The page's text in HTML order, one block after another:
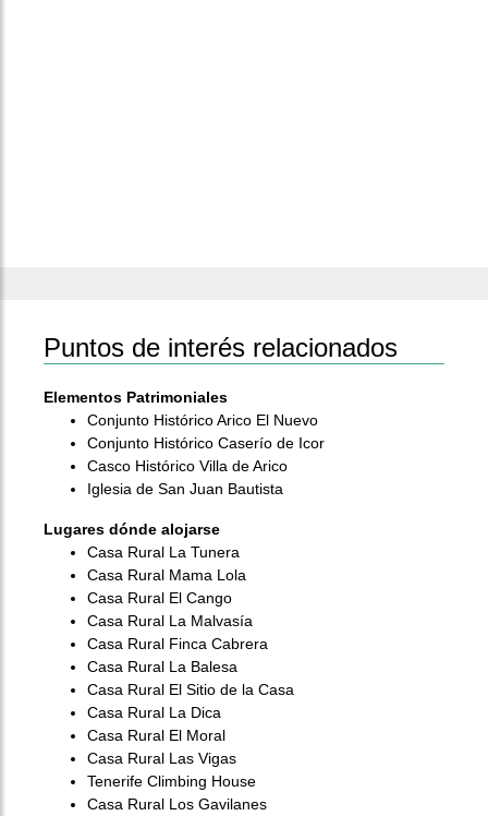
Puntos de interés relacionados
Elementos Patrimoniales
Conjunto Histórico Arico El Nuevo
Conjunto Histórico Caserío de Icor
Casco Histórico Villa de Arico
Iglesia de San Juan Bautista
Lugares dónde alojarse
Casa Rural La Tunera
Casa Rural Mama Lola
Casa Rural El Cango
Casa Rural La Malvasía
Casa Rural Finca Cabrera
Casa Rural La Balesa
Casa Rural El Sitio de la Casa
Casa Rural La Dica
Casa Rural El Moral
Casa Rural Las Vigas
Tenerife Climbing House
Casa Rural Los Gavilanes